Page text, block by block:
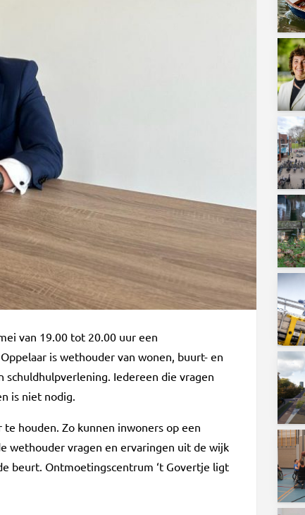
van 19.00 tot 20.00 uur een
is wethouder van wonen, buurt- en
Iedereen die vragen
is niet nodig.
houden. Zo kunnen inwoners op een
wethouder vragen en ervaringen uit de wijk
beurt. Ontmoetingscentrum ‘t Govertje ligt